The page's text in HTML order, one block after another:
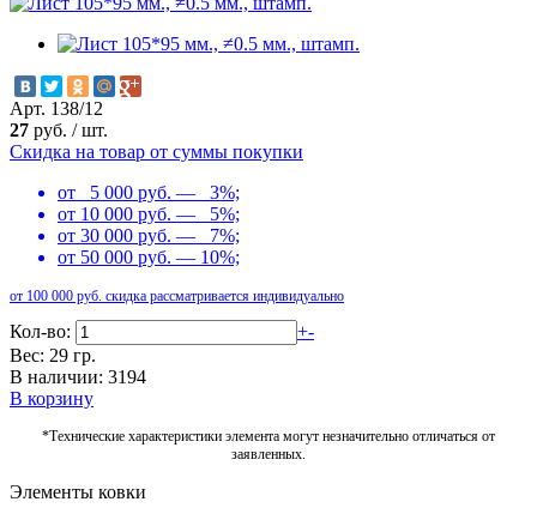
Арт. 138/12
27 руб. /шт.
Скидка на товар от суммы покупки
от 5 000 руб. — 3%;
от 10 000 руб. — 5%;
от 30 000 руб. — 7%;
от 50 000 руб. — 10%;
от 100 000 руб. скидка рассматривается индивидуально
Кол-во: +-
Вес: 29 гр.
В наличии: 3194
В корзину
*Технические характеристики элемента могут незначительно отличаться от
заявленных.
Элементы ковки